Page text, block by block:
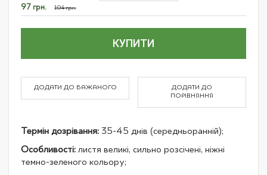
Спеціальна
ціна
97 грн. 104 грн.
КУПИТИ
ДОДАТИ ДО БАЖАНОГО
ДОДАТИ ДО
ПОРІВНЯННЯ
Термін дозрівання: 35-45 днів (середньоранній);
Особливості: листя великі, сильно розсічені, ніжні
темно-зеленого кольору;